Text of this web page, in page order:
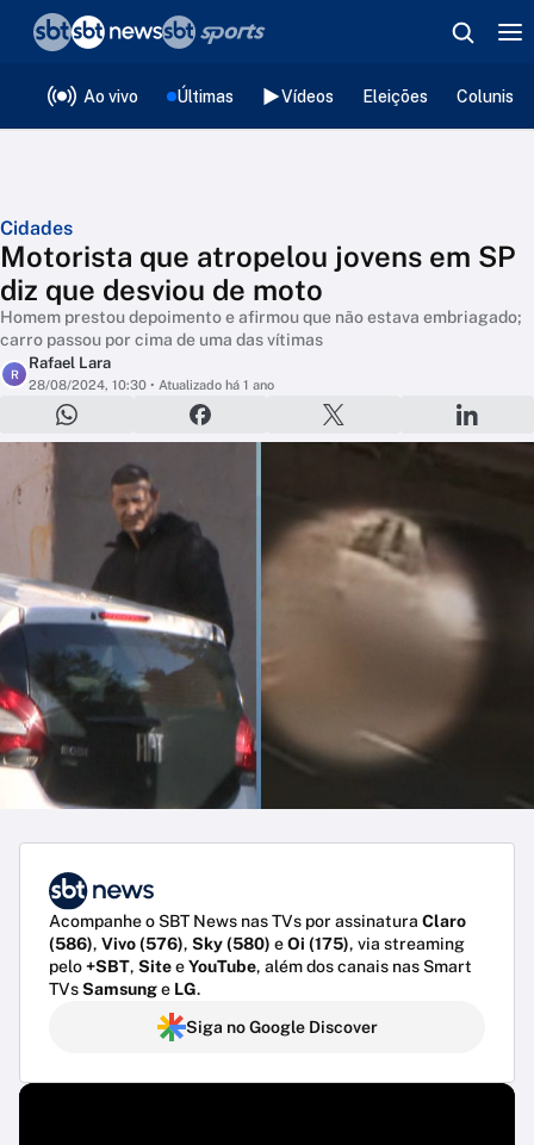
Ao vivo Últimas Vídeos Eleições
Cidades
Motorista que atropelou jovens em SP
diz que desviou de moto
Homem prestou depoimento e afirmou que não estava embriagado;
carro passou por cima de uma das vítimas
R
Rafael Lara
28/08/2024, 10:30 • Atualizado há 1 ano
Acompanhe o SBT News nas TVs por assinatura Claro
(586), Vivo (576), Sky (580) eOi (175), via streaming
pelo+SBT, SiteeYouTube, além dos canais nas Smart
TVsSamsunge LG.
Siga no Google Discover
❮voltar
Editorias